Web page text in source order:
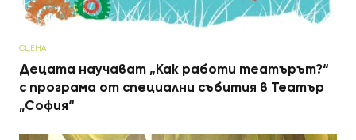
СЦЕНА
Децата научават „Как работи театърът?“
с програма от специални събития в Театър
„София“